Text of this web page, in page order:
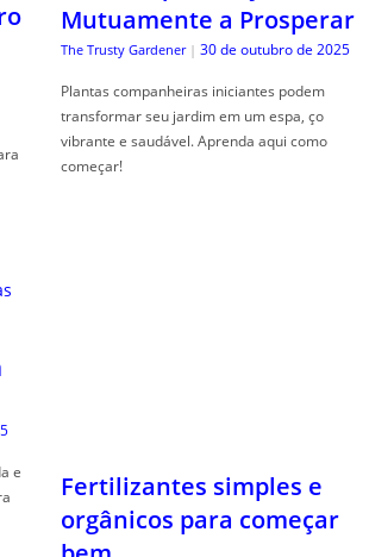
Mutuamente a Prosperar
The Trusty Gardener | 30 de outubro de 2025
Plantas companheiras iniciantes podem
transformar seu jardim em um espa, ço
vibrante e saudável. Aprenda aqui como
começar!
e
Como usar adubos naturais , é essencial para
quem deseja um jardim saudável e livre de